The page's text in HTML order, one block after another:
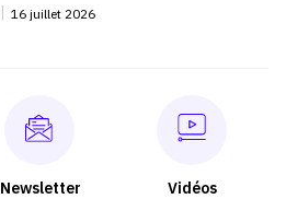
| 16 juillet 2026
Newsletter Vidéos